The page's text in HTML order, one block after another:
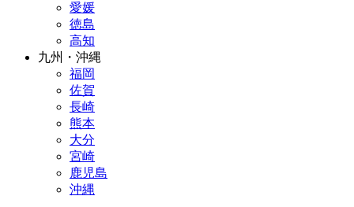
愛媛
徳島
高知
九州・沖縄
福岡
佐賀
長崎
熊本
大分
宮崎
鹿児島
沖縄